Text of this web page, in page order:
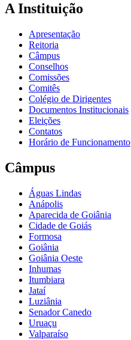
A Instituição
Apresentação
Reitoria
Câmpus
Conselhos
Comissões
Comitês
Colégio de Dirigentes
Documentos Institucionais
Eleições
Contatos
Horário de Funcionamento
Câmpus
Águas Lindas
Anápolis
Aparecida de Goiânia
Cidade de Goiás
Formosa
Goiânia
Goiânia Oeste
Inhumas
Itumbiara
Jataí
Luziânia
Senador Canedo
Uruaçu
Valparaíso